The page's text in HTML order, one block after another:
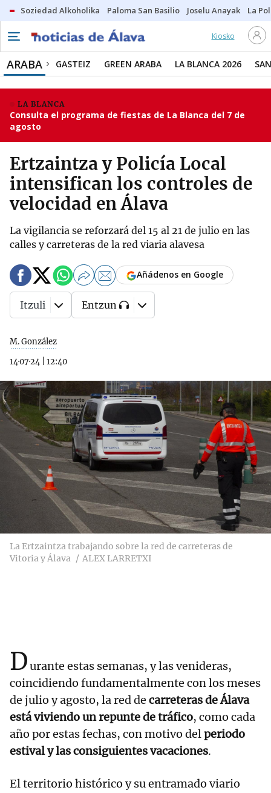
Soziedad Alkoholika Paloma San Basilio Joselu Anayak La
Kiosko
ARABA GASTEIZ GREEN ARABA LA BLANCA 2026
LA BLANCA
Consulta el programa de fiestas de La Blanca del 7 de
agosto
Ertzaintza y Policía Local
intensifican los controles de
velocidad en Álava
La vigilancia se reforzará del 15 al 21 de julio en las
calles y carreteras de la red viaria alavesa
M. González
14·07·24
12:40
Añádenos en Google
Itzuli Entzun
La Ertzaintza trabajando sobre la red de carreteras de
Vitoria y Álava
ALEX LARRETXI
Durante estas semanas, y las venideras,
coincidiendo fundamentalmente con los meses
de julio y agosto, la red de carreteras de Álava
está viviendo un repunte de tráfico, como cada
año por estas fechas, con motivo delperiodo
estival y las consiguientes vacaciones.
El territorio histórico y su entramado viario